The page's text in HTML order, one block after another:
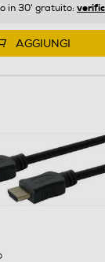
in 30' gratuito:
AGGIUNGI